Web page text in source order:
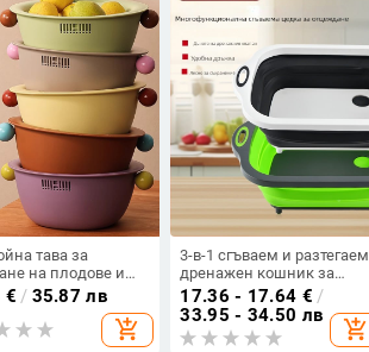
тава за
на плодове и
кошница,
€ / 35.87 лв
add_shopping_cart
3-в-1 сгъваем и разтегаем
дренажен кошник за
зеленчуци с плоча за
измиване и дъска за
рязане, материал PP+TPR
17.36 - 17.64 € /
33.95 - 34.50 лв
add_shopping_cart